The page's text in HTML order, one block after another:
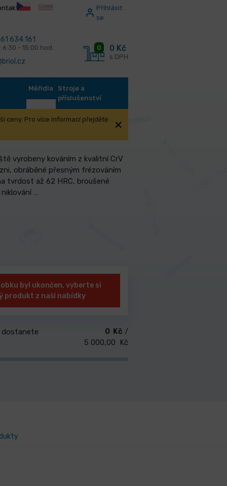
Příhlásit
se
634 161
6:30 - 15:00 hod. 0 0 Kč
s DPH
Měřidla
Stroje a
příslušenství
ceny. Pro více informací přejděte
vyrobeny kováním z kvalitní CrV
obráběné přesným frézováním
tvrdost až 62 HRC, broušené
…
byl ukončen, vyberte si
produkt z naší nabídky
dostanete
0 Kč /
5 000,00 Kč